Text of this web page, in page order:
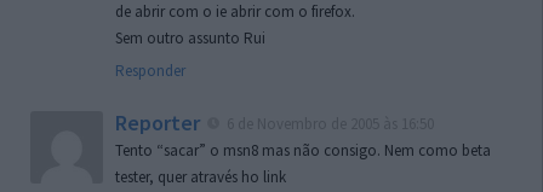
de abrir com o ie abrir com o firefox.
Sem outro assunto Rui
Responder
Reporter
Tento “sacar” o msn8 mas não consigo. Nem como beta
tester, quer através ho link